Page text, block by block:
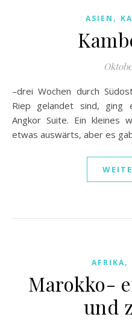
ASIEN ,
–drei Wochen durch Südostasien– Nachdem wir in Siem
Riep gelandet sind, ging
Angkor Suite. Ein kleines
etwas auswärts, aber es
AFRIKA,
Marokko-
und